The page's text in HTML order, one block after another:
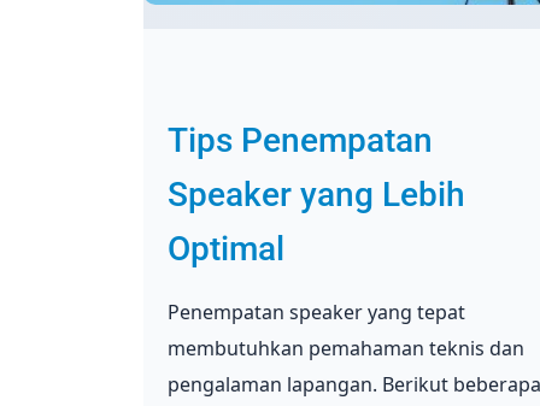
Tips Penempatan
Speaker yang Lebih
Optimal
Penempatan speaker yang tepat
membutuhkan pemahaman teknis dan
pengalaman lapangan. Berikut